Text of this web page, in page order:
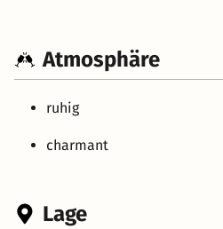
Atmosphäre
ruhig
charmant
Lage